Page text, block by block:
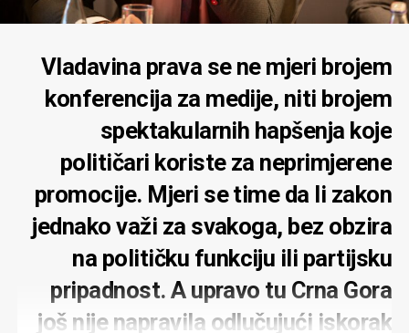
Vladavina prava se ne mjeri brojem
konferencija za medije, niti brojem
spektakularnih hapšenja koje
političari koriste za neprimjerene
promocije. Mjeri se time da li zakon
jednako važi za svakoga, bez obzira
na političku funkciju ili partijsku
pripadnost. A upravo tu Crna Gora
još nije napravila odlučujući iskorak